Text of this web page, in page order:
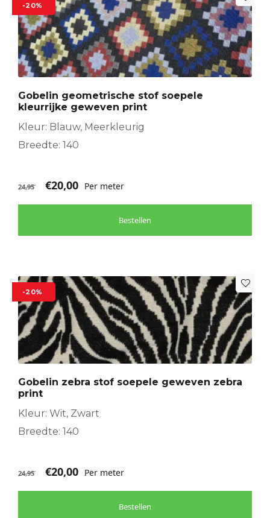
-20%
Gobelin geometrische stof soepele
kleurrijke geweven print
Kleur: Blauw, Meerkleurig
Breedte: 140
24,95 €20,00 Per meter
Bestellen
-20%
Gobelin zebra stof soepele geweven zebra
print
Kleur: Wit, Zwart
Breedte: 140
24,95 €20,00 Per meter
Bestellen